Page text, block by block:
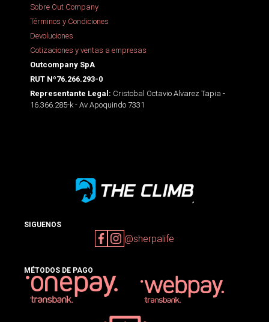
Sobre Out Company
Términos y Condiciones
Devoluciones
Cotizaciones y ventas a empresas
Outcompany SpA
RUT Nº76.266.293-0
Representante Legal: Cristobal Octavio Alvarez Tapia -
16.366.285-k - Av Apoquindo 7331
SIGUENOS
@sherpalife
MÉTODOS DE PAGO